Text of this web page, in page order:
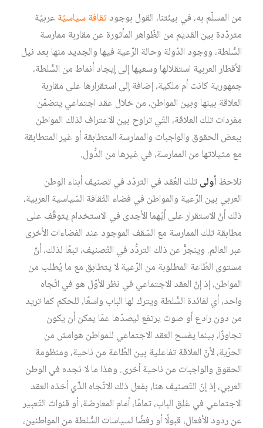
من المسلّم به، في بيئتنا، القول بوجود ثقافة سياسيّة عربيّة
متردّدة بين القديم من الظّواهر المأثورة عن مقاربة ممارسة
السُّلطة، ووجود الدّولة وحالة الرّعية فيها والجديد منها بعد نيل
الأقطار العربية استقلالها وسعيها إلى إيجاد أنماط من السُّلطة،
جمهورية كانت أم ملكية، إضافة إلى استقرارها على مقاربة
العلاقة بينها وبين المواطن، من خلال عقد اجتماعي يتضمّن
مفردات تلك العلاقة، التّي تراوح بين الاعتراف لذلك المواطن
ببعض الحقوق والواجبات والممارسة المتطابقة أو غير المتطابقة
مع مثيلاتها من الممارسة، في غيرها من الدُّول.
نلاحظأولىتلك العُقد في التردّد في تصنيف أبناء الوطن
العربي بين الرّعية والمواطن في فضاء الثّقافة السّياسية العربية،
ذلك أنّ الاستقرار على أيّهما الأجدى في الاستخدام يتوقّف على
مطابقة تلك الممارسة مع السّقف الموجود عند الفضاءات الأخرى
عبر العالم. وينجرُّ عن ذلك التردُّد في التّصنيف، تبعًا لذلك، أنّ
مستوى الطّاعة المطلوبة من الرّعية لا يتطابق مع ما يُطلب من
المواطن، إذ إنّ العقد الاجتماعي في نظر الأوّل هو في اتّجاه
واحد، أي لفائدة السُّلطة ويترك لها الباب واسعًا، للحكم كما تريد
من دون رادع أو صوت يرتفع ليصدّها عمّا يمكن أن يكون
تجاوزًا، بينما يفسح العقد الاجتماعي للمواطن هوامش من
الحرّية، لأنّ العلاقة تفاعلية بين الطّاعة من ناحية، ومنظومة
الحقوق والواجبات من ناحية أخرى. وهذا ما لا نجده في الوطن
العربي، إذ إنّ التّصنيف هنا، بفعل ذلك الاتّجاه الذّي أخذه العقد
الاجتماعي في غلق الباب، تمامًا، أمام المعارضة، أو قنوات التّعبير
عن ردود الأفعال، قبولًا أو رفضًا لسياسات السُّلطة من المواطنين،